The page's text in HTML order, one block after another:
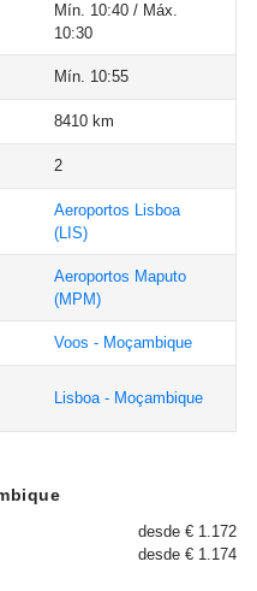
Mín. 10:40 / Máx.
10:30
Mín. 10:55
8410 km
2
Aeroportos Lisboa
(LIS)
Aeroportos Maputo
(MPM)
Voos - Moçambique
Lisboa - Moçambique
desde € 1.172
desde € 1.174